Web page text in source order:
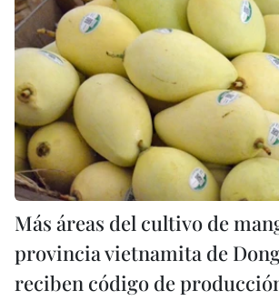
Más áreas del cultivo de
provincia vietnamita de
reciben código de